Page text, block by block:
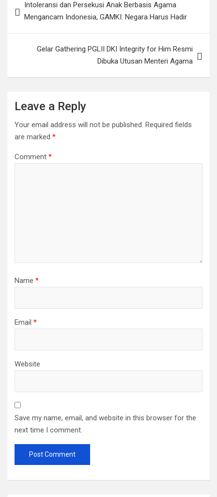
o
o
k
A
p
n
at
navigation
Intoleransi dan Persekusi Anak Berbasis Agama
Mengancam Indonesia, GAMKI: Negara Harus Hadir
Gelar Gathering PGLII DKI Integrity for Him Resmi
Dibuka Utusan Menteri Agama
Leave a Reply
Your email address will not be published. Required fields
are marked *
Comment *
Name *
Email *
Website
Save my name, email, and website in this browser for the
next time I comment.